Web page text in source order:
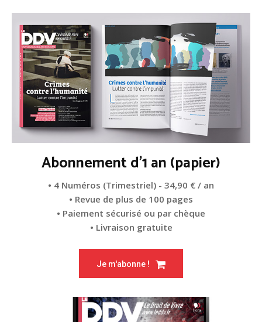
Abonnement d'1 an (papier)
• 4 Numéros (Trimestriel) - 34,90 € / an
• Revue de plus de 100 pages
• Paiement sécurisé ou par chèque
• Livraison gratuite
Je m'abonne !